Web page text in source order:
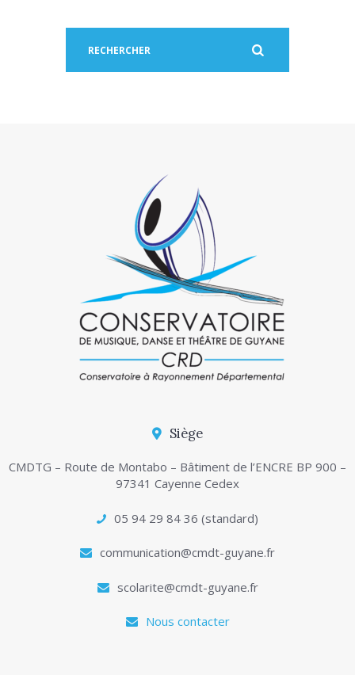
Siège
CMDTG – Route de Montabo – Bâtiment de l’ENCRE BP 900 –
97341 Cayenne Cedex
05 94 29 84 36 (standard)
communication@cmdt-guyane.fr
scolarite@cmdt-guyane.fr
Nous contacter